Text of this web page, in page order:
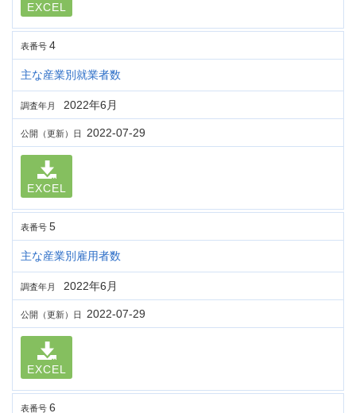
EXCEL
表番号 4
主な産業別就業者数
調査年月 2022年6月
公開（更新）日 2022-07-29
EXCEL
表番号 5
主な産業別雇用者数
調査年月 2022年6月
公開（更新）日 2022-07-29
EXCEL
表番号 6